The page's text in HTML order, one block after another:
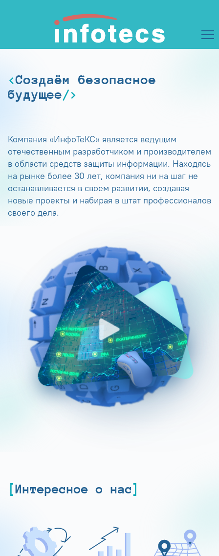
Создаём безопасное
будущее
Компания «ИнфоТеКС» является ведущим
отечественным разработчиком и производителем
в области средств защиты информации. Находясь
на рынке более 30 лет, компания ни на шаг не
останавливается в своем развитии, создавая
новые проекты и набирая в штат профессионалов
своего дела.
Интересное о нас